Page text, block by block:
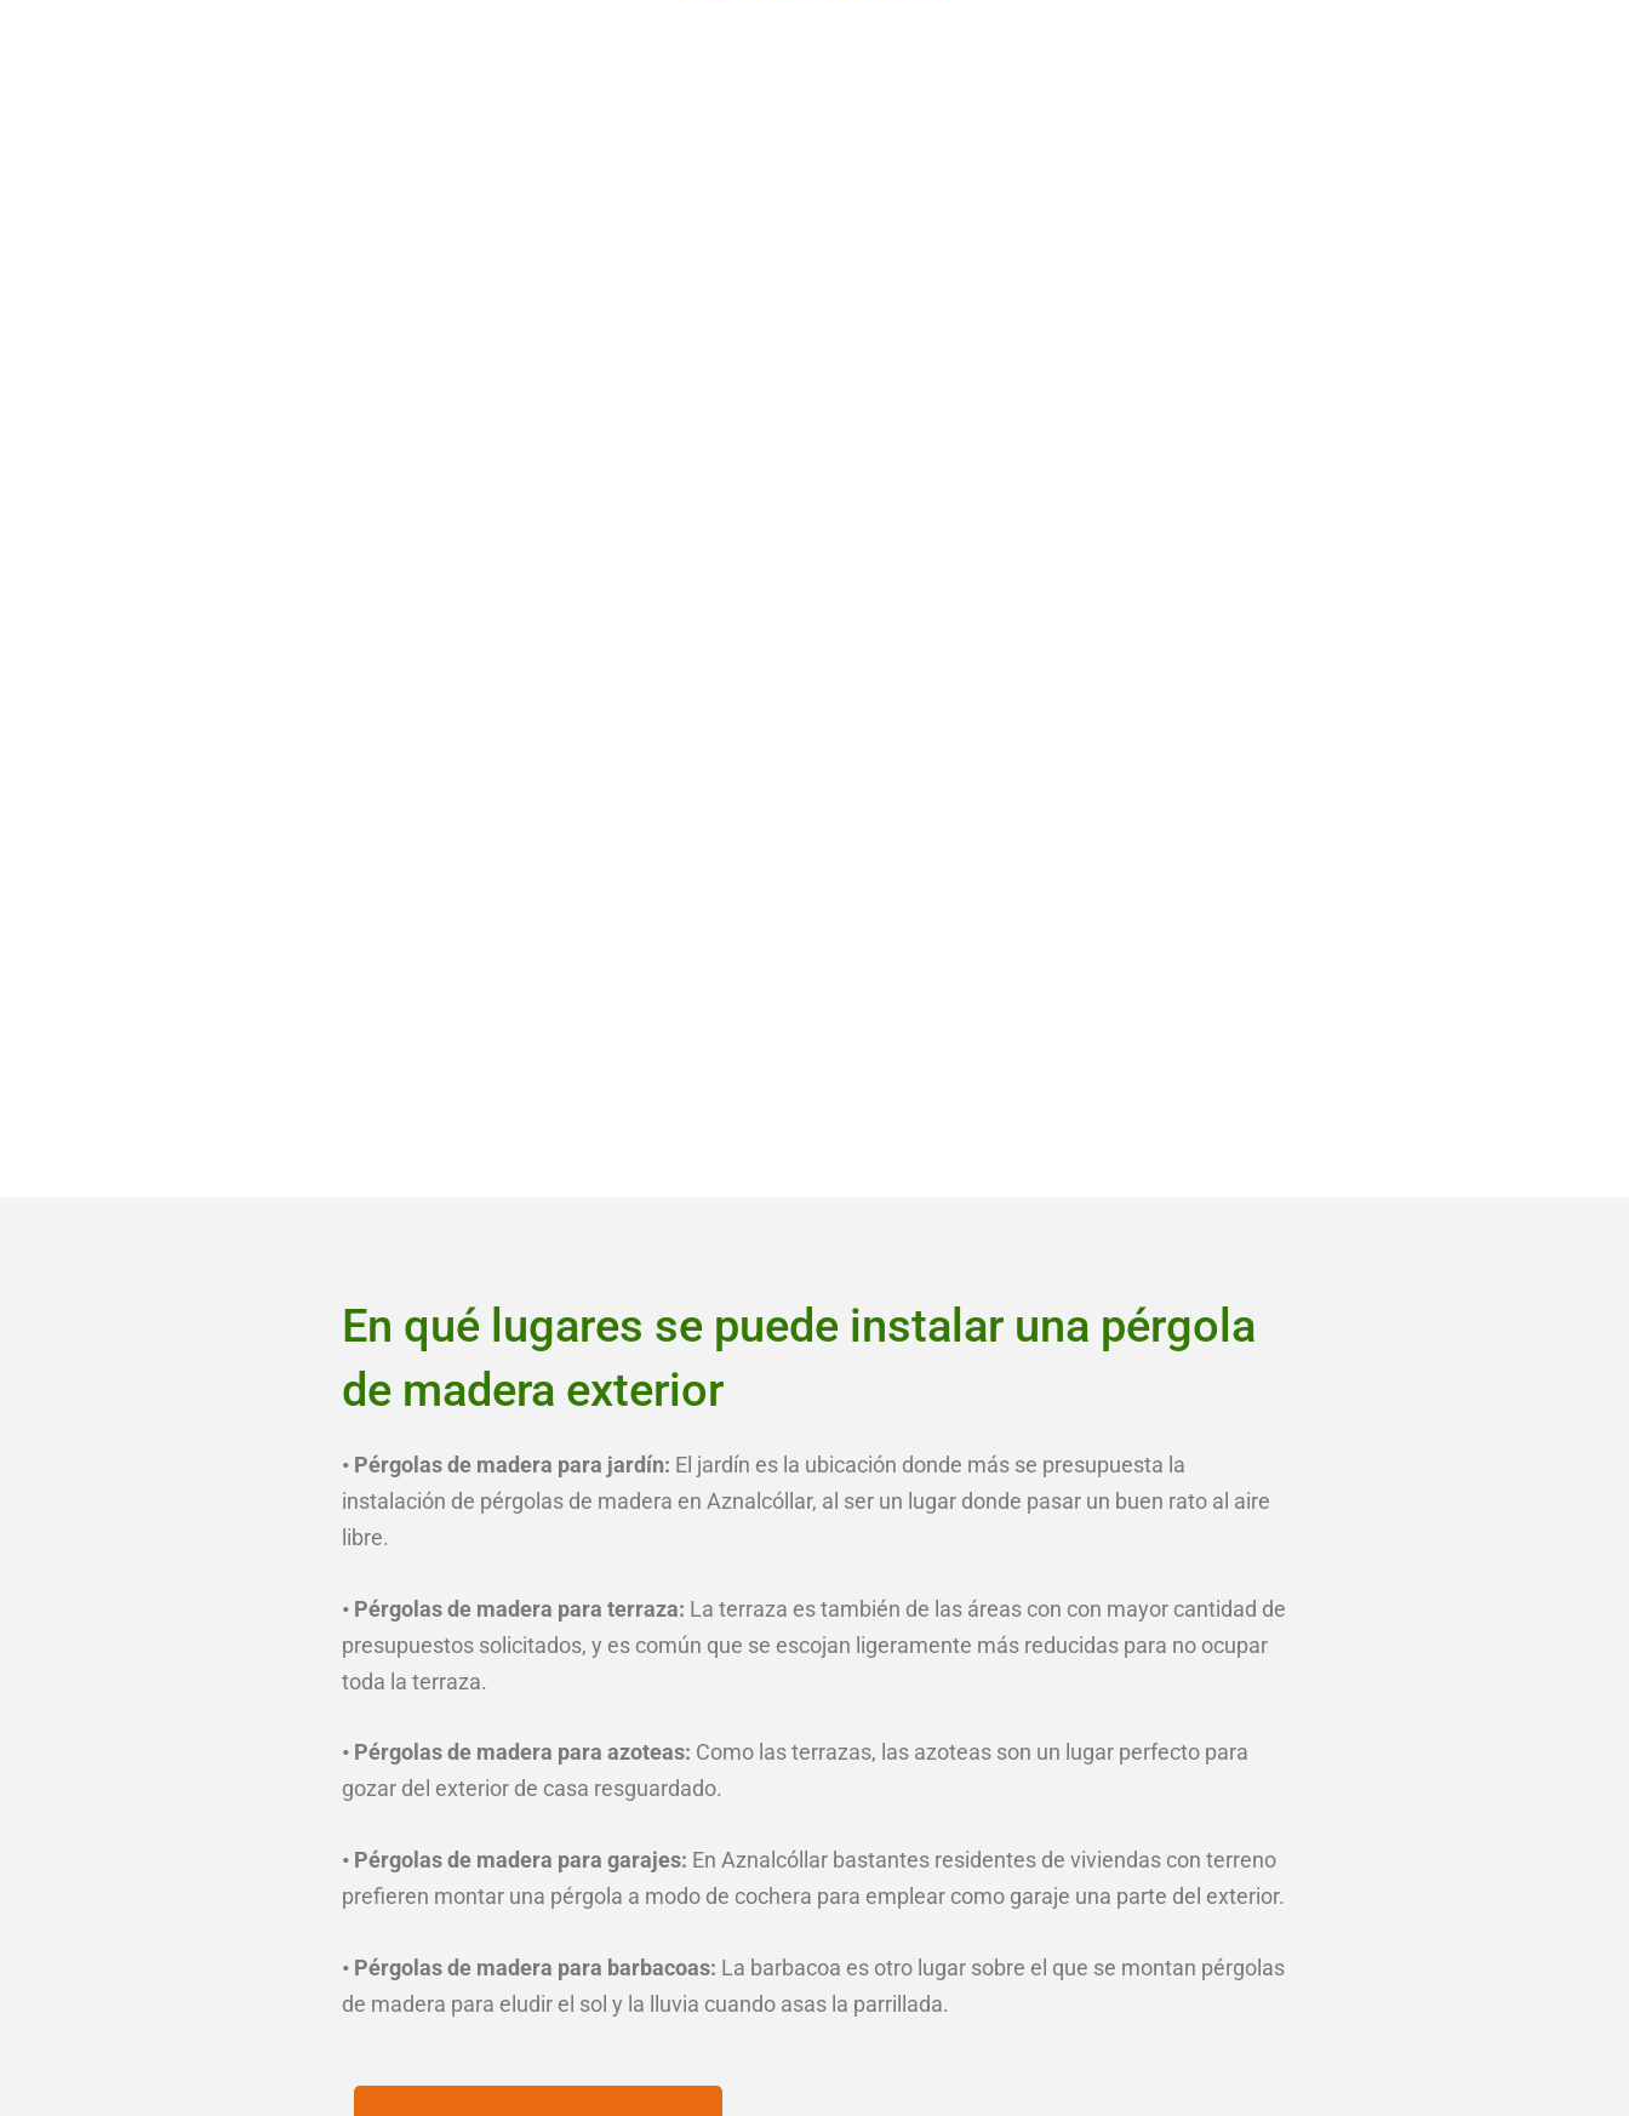
En qué lugares se puede instalar una pérgola
de madera exterior
• Pérgolas de madera para jardín: El jardín es la ubicación donde más se presupuesta la
instalación de pérgolas de madera en Aznalcóllar, al ser un lugar donde pasar un buen rato al aire
libre.
• Pérgolas de madera para terraza: La terraza es también de las áreas con con mayor cantidad de
presupuestos solicitados, y es común que se escojan ligeramente más reducidas para no ocupar
toda la terraza.
• Pérgolas de madera para azoteas: Como las terrazas, las azoteas son un lugar perfecto para
gozar del exterior de casa resguardado.
• Pérgolas de madera para garajes: En Aznalcóllar bastantes residentes de viviendas con terreno
prefieren montar una pérgola a modo de cochera para emplear como garaje una parte del exterior.
• Pérgolas de madera para barbacoas: La barbacoa es otro lugar sobre el que se montan pérgolas
de madera para eludir el sol y la lluvia cuando asas la parrillada.